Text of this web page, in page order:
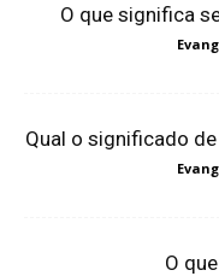
O que significa
Qual o significado
O